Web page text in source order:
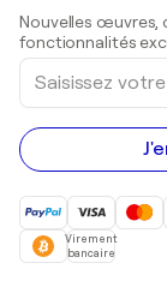
Peintures
Nouvelles œuvres,
fonctionnalités
Saisissez
votre
adresse
e-
mail
Virement
bancaire